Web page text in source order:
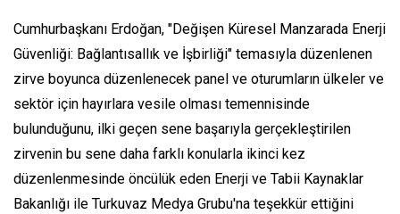
Cumhurbaşkanı Erdoğan, "Değişen Küresel Manzarada Enerji
Güvenliği: Bağlantısallık ve İşbirliği" temasıyla düzenlenen
zirve boyunca düzenlenecek panel ve oturumların ülkeler ve
sektör için hayırlara vesile olması temennisinde
bulunduğunu, ilki geçen sene başarıyla gerçekleştirilen
zirvenin bu sene daha farklı konularla ikinci kez
düzenlenmesinde öncülük eden Enerji ve Tabii Kaynaklar
Bakanlığı ile Turkuvaz Medya Grubu'na teşekkür ettiğini